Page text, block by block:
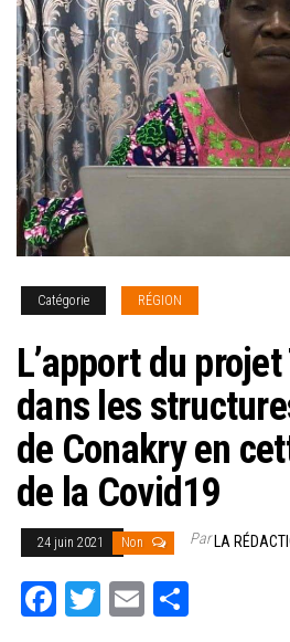
Catégorie RÉGION
L’apport du projet
dans les
de Conakry en
de la Covid19
24 juin 2021 Non ParLA
Fa T
E